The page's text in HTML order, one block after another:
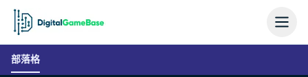
部落格